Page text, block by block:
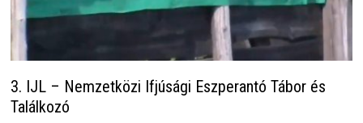
3. IJL – Nemzetközi Ifjúsági Eszperantó Tábor és
Találkozó